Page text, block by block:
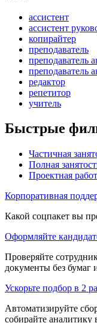
ассистент
ассистент
копирайтер
преподаватель
преподаватель
преподаватель
редактор
репетитор
учитель
Быстрые
Частичная
Полная
Проектная
Корпоративная
Какой соцпакет вы
Оформляйте
Проверяйте
документы без бумаг
Ускорьте подбор в 2
Автоматизируйте
собирайте аналитику